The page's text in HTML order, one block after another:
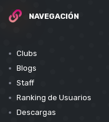
NAVEGACIÓN
Clubs
Blogs
Staff
Ranking de Usuarios
Descargas